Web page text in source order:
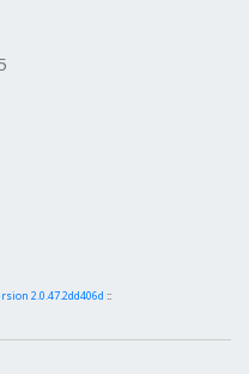
2.0.47.2dd406d ::